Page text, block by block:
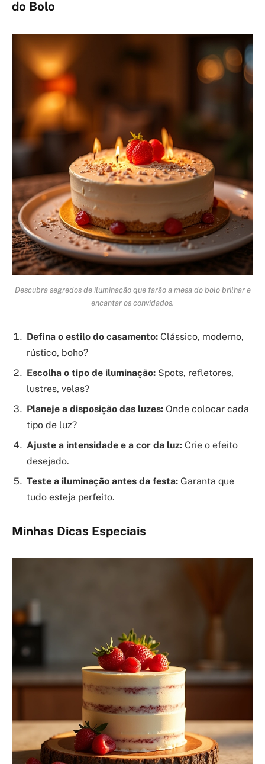
do Bolo
Descubra segredos de iluminação que farão a mesa do bolo brilhar e
encantar os convidados.
Defina o estilo do casamento: Clássico, moderno,
rústico, boho?
Escolha o tipo de iluminação: Spots, refletores,
lustres, velas?
Planeje a disposição das luzes: Onde colocar cada
tipo de luz?
Ajuste a intensidade e a cor da luz: Crie o efeito
desejado.
Teste a iluminação antes da festa: Garanta que
tudo esteja perfeito.
Minhas Dicas Especiais